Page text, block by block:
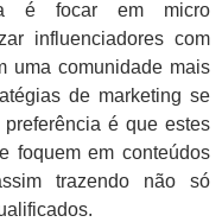
é focar em micro
influenciadores com
uma comunidade mais
de marketing se
é que estes
foquem em conteúdos
trazendo não só